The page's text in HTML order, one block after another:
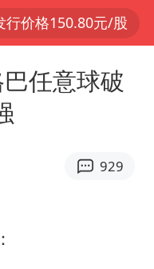
行价格150.80元/股
80后女柜员逆袭成4200亿银行副行长
布台风黄色预警
任意球破
929